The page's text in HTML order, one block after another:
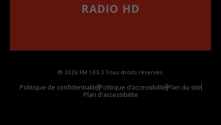
RADIO HD
© 2026 FM 103,3 Tous droits réservés.
Politique de confidentialitéPolitique d’accessibilitéPlan du site
Plan d'accessibilite